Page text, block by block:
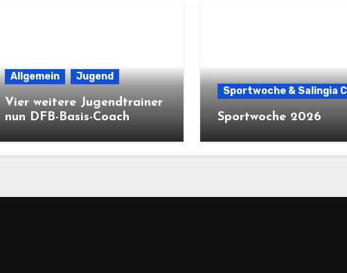
Allgemein Jugend
Vier weitere Jugendtrainer
nun DFB-Basis-Coach
Sportwoche & Salingia
Sportwoche 2026